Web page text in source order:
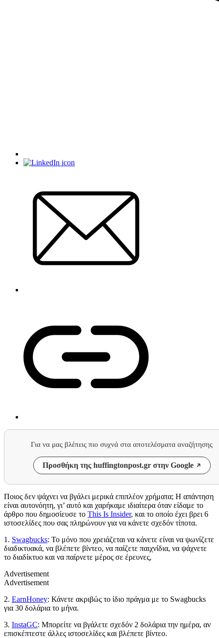
Για να μας βλέπεις πιο συχνά στα αποτελέσματα αναζήτησης
Προσθήκη της huffingtonpost.gr στην Google
Ποιος δεν ψάχνει να βγάλει μερικά επιπλέον χρήματα; Η απάντηση
είναι αυτονόητη, γι’ αυτό και χαρήκαμε ιδιαίτερα όταν είδαμε το
άρθρο που δημοσίευσε το This Is Insider, και το οποίο έχει βρει 6
ιστοσελίδες που σας πληρώνουν για να κάνετε σχεδόν τίποτα.
1. Swagbucks: Το μόνο που χρειάζεται να κάνετε είναι να ψωνίζετε
διαδικτυακά, να βλέπετε βίντεο, να παίζετε παιχνίδια, να ψάχνετε
το διαδίκτυο και να παίρνετε μέρος σε έρευνες,
Advertisement
Advertisement
2. EarnHoney: Κάνετε ακριβώς το ίδιο πράγμα με το Swagbucks
για 30 δολάρια το μήνα.
3. InstaGC: Μπορείτε να βγάλετε σχεδόν 2 δολάρια την ημέρα, αν
επισκέπτεστε άλλες ιστοσελίδες και βλέπετε βίντεο.